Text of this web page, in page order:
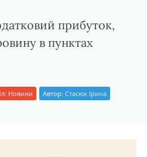
прибуток,
в пунктах
Новини Автор: Стасюк Ірина